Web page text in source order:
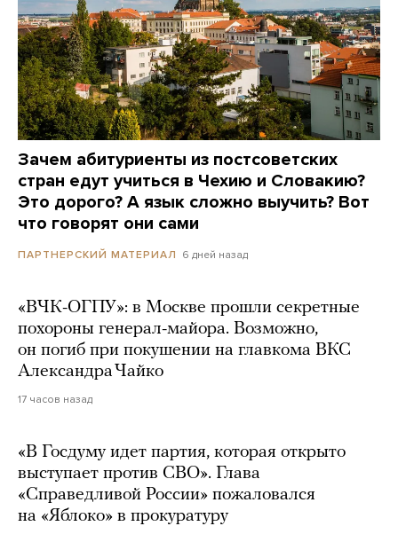
Зачем абитуриенты из постсоветских
стран едут учиться в Чехию и Словакию?
Это дорого? А язык сложно выучить? Вот
что говорят они сами
ПАРТНЕРСКИЙ МАТЕРИАЛ 6 дней назад
«ВЧК-ОГПУ»: в Москве прошли секретные
похороны генерал-майора. Возможно,
он погиб при покушении на главкома ВКС
Александра Чайко
17 часов назад
«В Госдуму идет партия, которая открыто
выступает против СВО». Глава
«Справедливой России» пожаловался
на «Яблоко» в прокуратуру